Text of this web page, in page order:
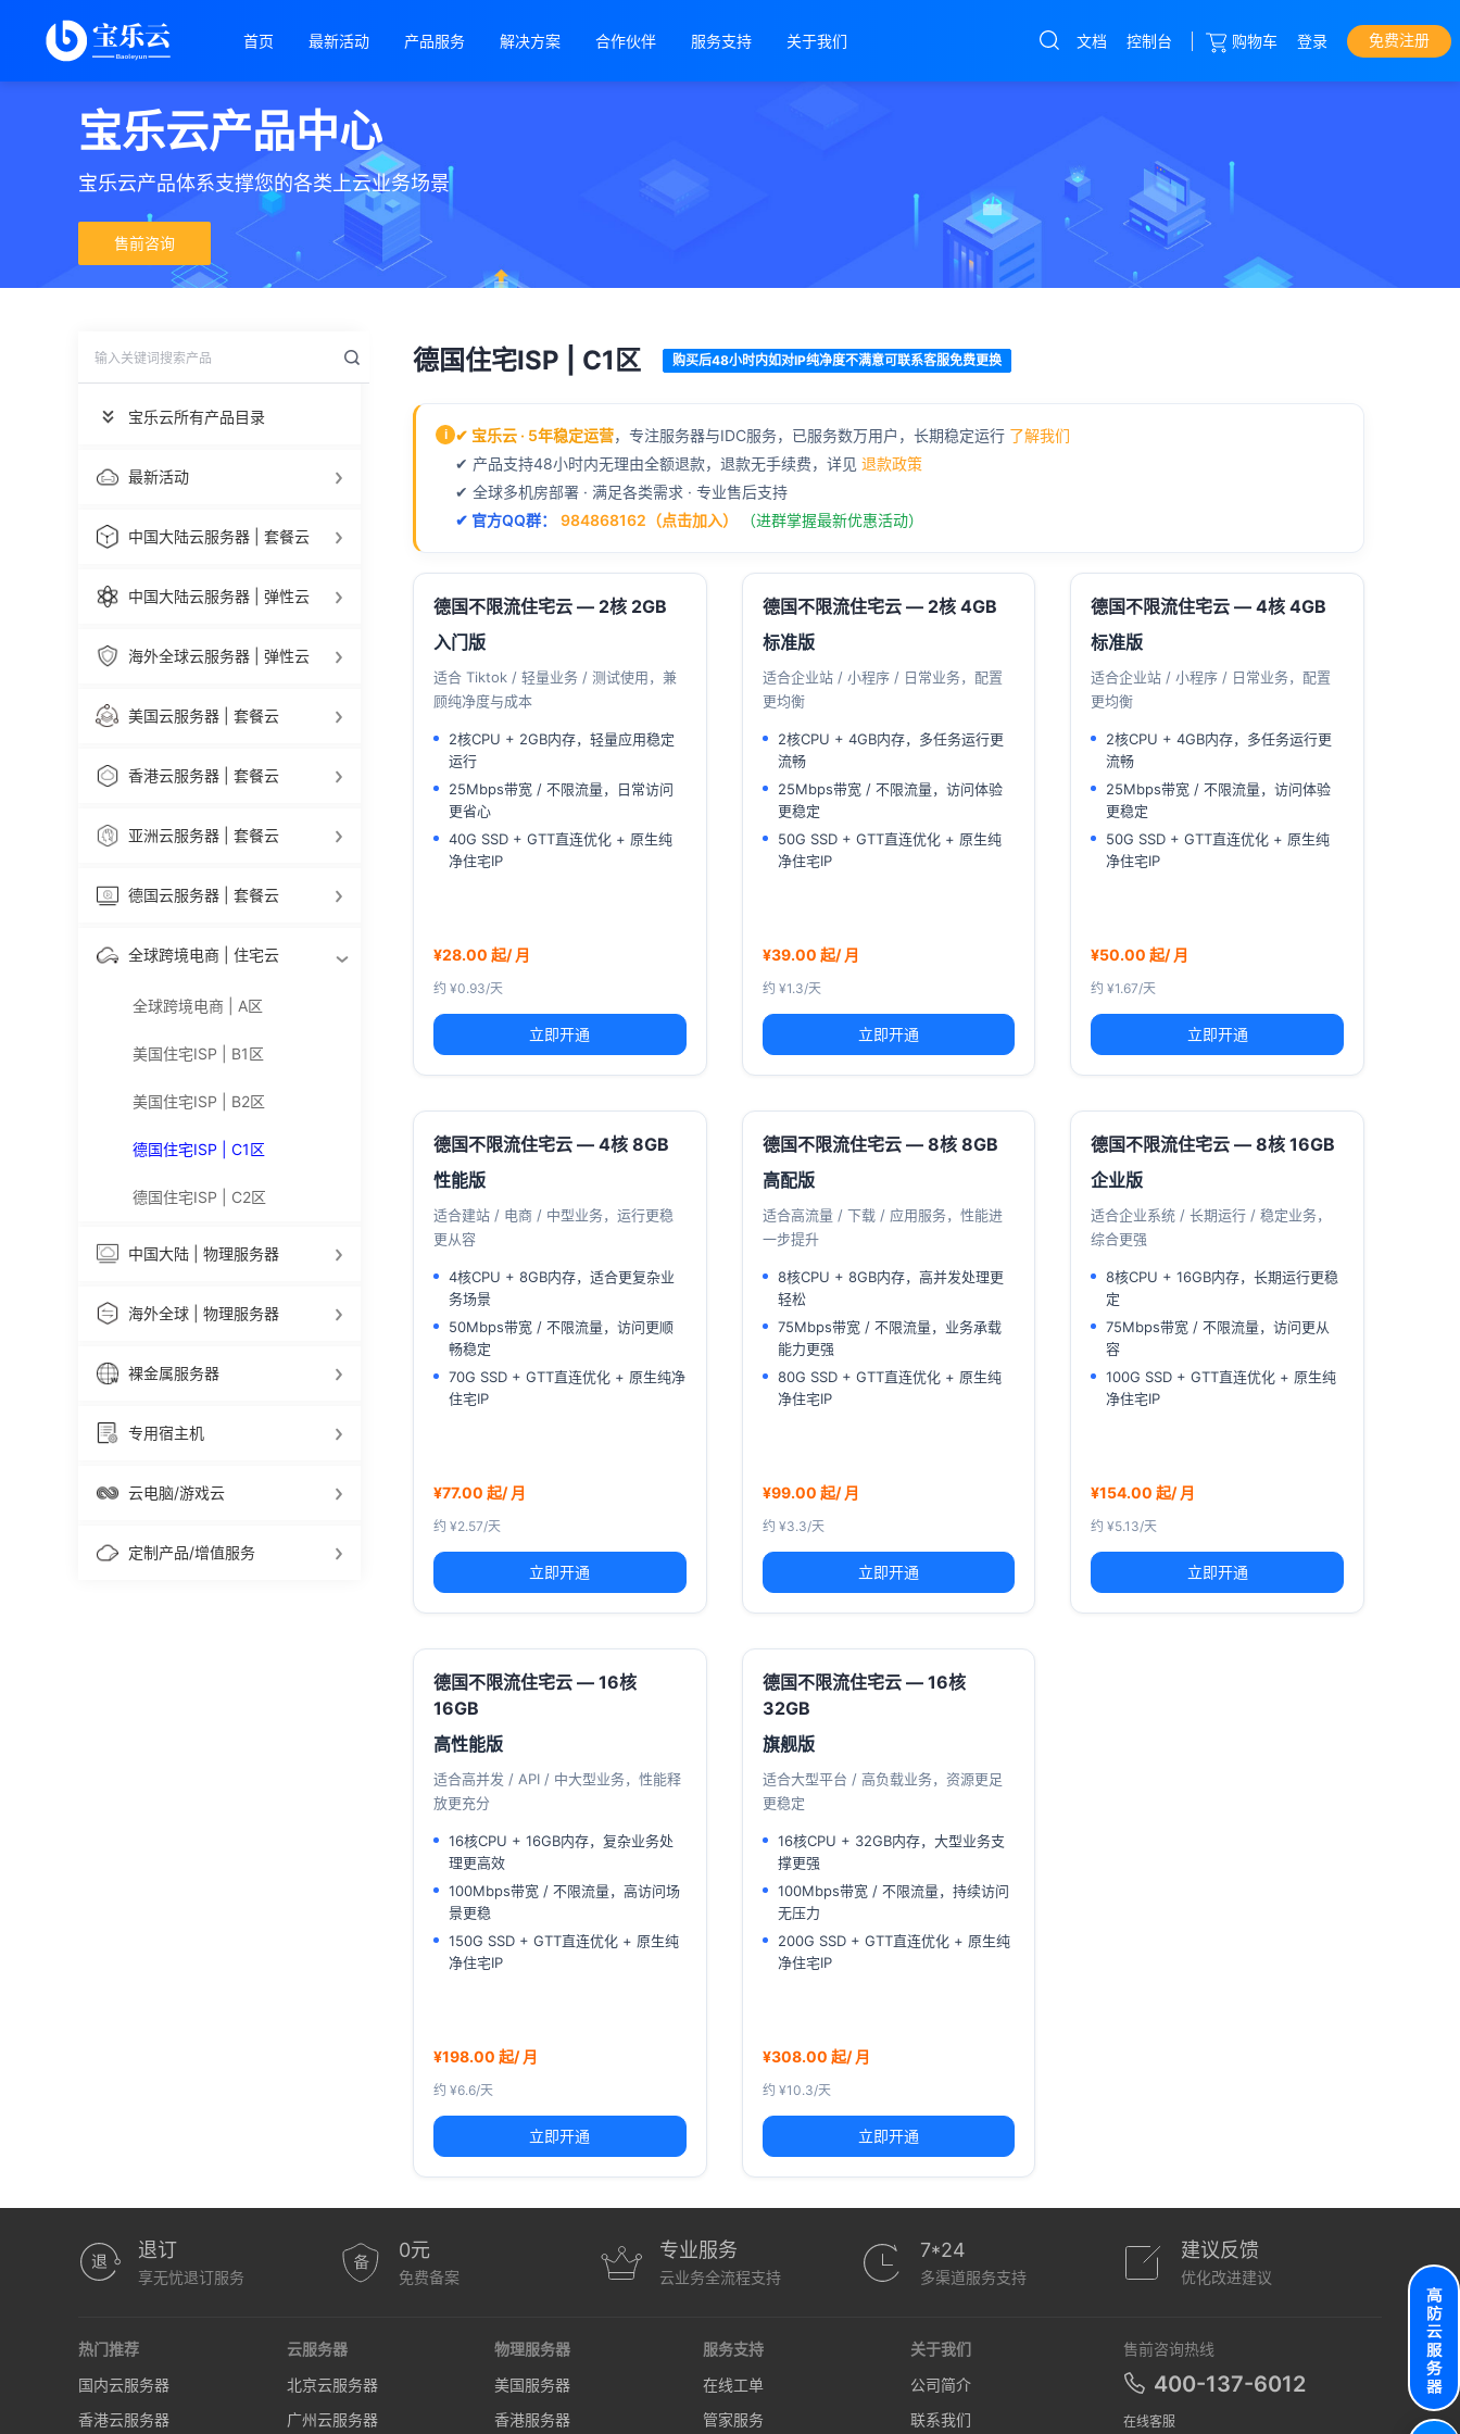
首页 最新活动 产品服务 解决方案 合作伙伴 服务支持 关于我们
香港cn2
美国300G高防
湖北高防
文档 控制台 购物车 登录 免费注册
宝乐云产品中心
宝乐云产品体系支撑您的各类上云业务场景
售前咨询
宝乐云所有产品目录
最新活动
中国大陆云服务器 | 套餐云
中国大陆云服务器 | 弹性云
海外全球云服务器 | 弹性云
美国云服务器 | 套餐云
香港云服务器 | 套餐云
亚洲云服务器 | 套餐云
德国云服务器 | 套餐云
全球跨境电商 | 住宅云
全球跨境电商 | A区
美国住宅ISP | B1区
美国住宅ISP | B2区
德国住宅ISP | C1区
德国住宅ISP | C2区
中国大陆 | 物理服务器
海外全球 | 物理服务器
裸金属服务器
专用宿主机
云电脑/游戏云
定制产品/增值服务
德国住宅ISP | C1区 购买后48小时内如对IP纯净度不满意可联系客服免费更换
i ✔ 宝乐云 · 5年稳定运营，专注服务器与IDC服务，已服务数万用户，长期稳定运行 了解我们
✔ 产品支持48小时内无理由全额退款，退款无手续费，详见 退款政策
✔ 全球多机房部署 · 满足各类需求 · 专业售后支持
✔ 官方QQ群：
984868162（点击加入） （进群掌握最新优惠活动）
德国不限流住宅云 — 2核 2GB
入门版
适合 Tiktok / 轻量业务 / 测试使用，兼
顾纯净度与成本
2核CPU + 2GB内存，轻量应用稳定
运行
25Mbps带宽 / 不限流量，日常访问
更省心
40G SSD + GTT直连优化 + 原生纯
净住宅IP
¥28.00 起/ 月
约 ¥0.93/天
立即开通
德国不限流住宅云 — 2核 4GB
标准版
适合企业站 / 小程序 / 日常业务，配置
更均衡
2核CPU + 4GB内存，多任务运行更
流畅
25Mbps带宽 / 不限流量，访问体验
更稳定
50G SSD + GTT直连优化 + 原生纯
净住宅IP
¥39.00 起/ 月
约 ¥1.3/天
立即开通
德国不限流住宅云 — 4核 4GB
标准版
适合企业站 / 小程序 / 日常业务，配置
更均衡
2核CPU + 4GB内存，多任务运行更
流畅
25Mbps带宽 / 不限流量，访问体验
更稳定
50G SSD + GTT直连优化 + 原生纯
净住宅IP
¥50.00 起/ 月
约 ¥1.67/天
立即开通
德国不限流住宅云 — 4核 8GB
性能版
适合建站 / 电商 / 中型业务，运行更稳
更从容
4核CPU + 8GB内存，适合更复杂业
务场景
50Mbps带宽 / 不限流量，访问更顺
畅稳定
70G SSD + GTT直连优化 + 原生纯净
住宅IP
¥77.00 起/ 月
约 ¥2.57/天
立即开通
德国不限流住宅云 — 8核 8GB
高配版
适合高流量 / 下载 / 应用服务，性能进
一步提升
8核CPU + 8GB内存，高并发处理更
轻松
75Mbps带宽 / 不限流量，业务承载
能力更强
80G SSD + GTT直连优化 + 原生纯
净住宅IP
¥99.00 起/ 月
约 ¥3.3/天
立即开通
德国不限流住宅云 — 8核 16GB
企业版
适合企业系统 / 长期运行 / 稳定业务，
综合更强
8核CPU + 16GB内存，长期运行更稳
定
75Mbps带宽 / 不限流量，访问更从
容
100G SSD + GTT直连优化 + 原生纯
净住宅IP
¥154.00 起/ 月
约 ¥5.13/天
立即开通
德国不限流住宅云 — 16核
16GB
高性能版
适合高并发 / API / 中大型业务，性能释
放更充分
16核CPU + 16GB内存，复杂业务处
理更高效
100Mbps带宽 / 不限流量，高访问场
景更稳
150G SSD + GTT直连优化 + 原生纯
净住宅IP
¥198.00 起/ 月
约 ¥6.6/天
立即开通
德国不限流住宅云 — 16核
32GB
旗舰版
适合大型平台 / 高负载业务，资源更足
更稳定
16核CPU + 32GB内存，大型业务支
撑更强
100Mbps带宽 / 不限流量，持续访问
无压力
200G SSD + GTT直连优化 + 原生纯
净住宅IP
¥308.00 起/ 月
约 ¥10.3/天
立即开通
退订
享无忧退订服务
0元
免费备案
专业服务
云业务全流程支持
7*24
多渠道服务支持
建议反馈
优化改进建议
热门推荐
国内云服务器
香港云服务器
云服务器
北京云服务器
广州云服务器
物理服务器
美国服务器
香港服务器
服务支持
在线工单
管家服务
关于我们
公司简介
联系我们
售前咨询热线
400-137-6012
在线客服